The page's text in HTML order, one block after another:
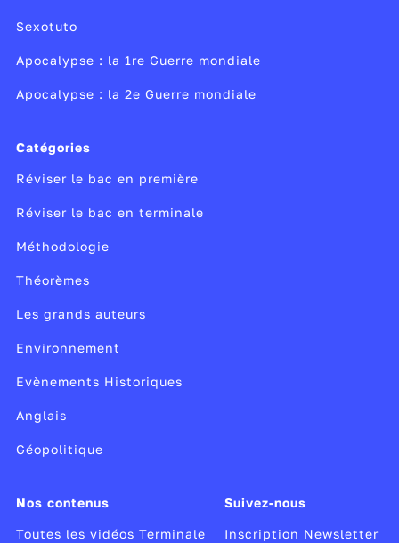
Sexotuto
Apocalypse : la 1re Guerre mondiale
Apocalypse : la 2e Guerre mondiale
Catégories
Réviser le bac en première
Réviser le bac en terminale
Méthodologie
Théorèmes
Les grands auteurs
Environnement
Evènements Historiques
Anglais
Géopolitique
Nos contenus
Toutes les vidéos Terminale
Suivez-nous
Inscription Newsletter